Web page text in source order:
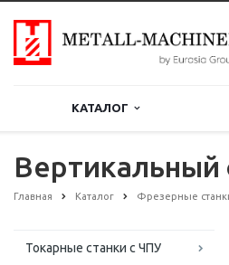
КАТАЛОГ
Вертикальный
Главная Каталог Фрезерные
Токарные станки с ЧПУ